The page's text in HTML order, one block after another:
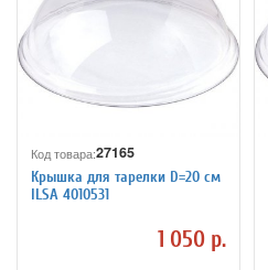
Код товара:27165
Крышка для тарелки D=20 см
ILSA 4010531
1 050 р.